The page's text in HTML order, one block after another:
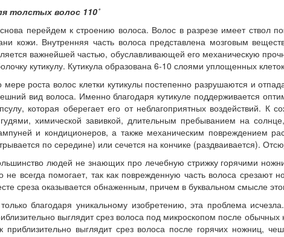
толстых волос 110˚
перейдем к строению волоса. Волос в разрезе имеет ствол
кожи. Внутренняя часть волоса представлена мозговым
важнейшей частью, обуславливающей его механическую
кутикулу. Кутикула образована 6-10 слоями уплощенных
мере роста волос клетки кутикулы постепенно разрушаются и
вид волоса. Именно благодаря кутикуле поддерживается
которая оберегает его от неблагоприятных
химической завивкой, длительным пребыванием на
и кондиционеров, а также механическим повреждением
по середине) или сечется на кончике (раздваивается).
людей не знающих про лечебную стрижку горячими
не всегда помогает, так как поврежденную часть волоса
среза оказывается обнаженным, причем в буквальном смысле
благодаря уникальному изобретению, эта проблема
выглядит срез волоса под микроскопом после
приблизительно выглядит срез волоса после горячих ножниц,